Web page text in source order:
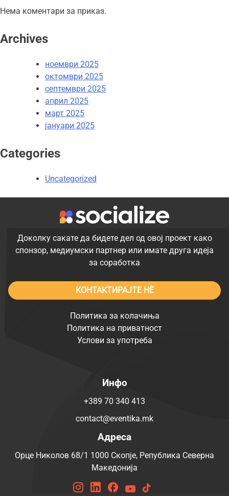
Нема коментари за приказ.
Archives
ноември 2025
октомври 2025
септември 2025
април 2025
март 2025
јануари 2025
Categories
Uncategorized
Доколку сакате да бидете дел од овој проект како
спонзор, медиумски партнер или имате друга идеја
за соработка
КОНТАКТИРАЈТЕ НÈ
Политика за колачиња
Политика на приватност
Услови за употреба
Инфо
+389 70 340 413
contact@eventika.mk
Адреса
Орце Николов 68/1 1000 Скопје, Република Северна
Македонија